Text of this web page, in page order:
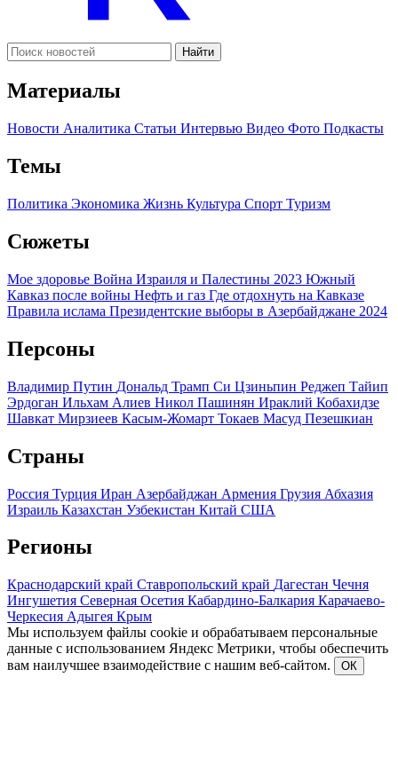
Найти
Материалы
Новости Аналитика Статьи Интервью Видео Фото Подкасты
Темы
Политика Экономика Жизнь Культура Спорт Туризм
Сюжеты
Мое здоровье Война Израиля и Палестины 2023 Южный
Кавказ после войны Нефть и газ Где отдохнуть на Кавказе
Правила ислама Президентские выборы в Азербайджане 2024
Персоны
Владимир Путин Дональд Трамп Си Цзиньпин Реджеп Тайип
Эрдоган Ильхам Алиев Никол Пашинян Ираклий Кобахидзе
Шавкат Мирзиеев Касым-Жомарт Токаев Масуд Пезешкиан
Страны
Россия Турция Иран Азербайджан Армения Грузия Абхазия
Израиль Казахстан Узбекистан Китай США
Регионы
Краснодарский край Ставропольский край Дагестан Чечня
Ингушетия Северная Осетия Кабардино-Балкария Карачаево-
Черкесия Адыгея Крым
Мы используем файлы cookie и обрабатываем персональные
данные с использованием Яндекс Метрики, чтобы обеспечить
вам наилучшее взаимодействие с нашим веб-сайтом.
ОК